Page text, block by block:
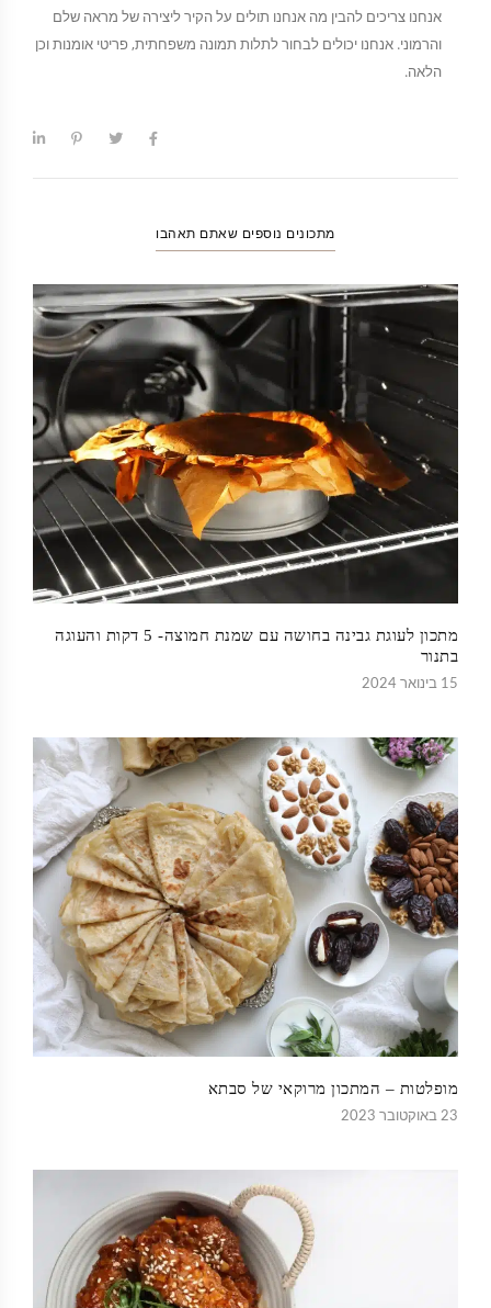
אנחנו צריכים להבין מה אנחנו תולים על הקיר ליצירה של מראה שלם
והרמוני. אנחנו יכולים לבחור לתלות תמונה משפחתית, פריטי אומנות וכן
הלאה.
מתכונים נוספים שאתם תאהבו
מתכון לעוגת גבינה בחושה עם שמנת חמוצה- 5 דקות והעוגה
בתנור
15 בינואר 2024
מופלטות – המתכון מרוקאי של סבתא
23 באוקטובר 2023